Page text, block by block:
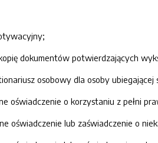
dokumentów potwierdzających
osobowy dla osoby ubiegającej
oświadczenie o korzystaniu z pełni
oświadczenie lub zaświadczenie o